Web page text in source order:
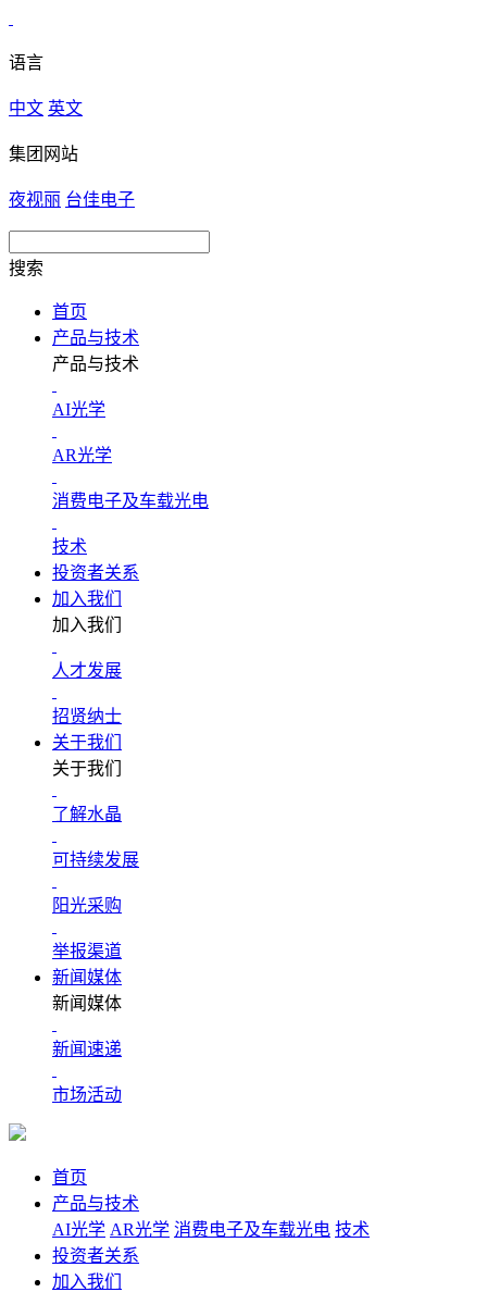
语言
中文 英文
集团网站
夜视丽 台佳电子
搜索
首页
产品与技术
产品与技术
AI光学
AR光学
消费电子及车载光电
技术
投资者关系
加入我们
加入我们
人才发展
招贤纳士
关于我们
关于我们
了解水晶
可持续发展
阳光采购
举报渠道
新闻媒体
新闻媒体
新闻速递
市场活动
首页
产品与技术
AI光学 AR光学 消费电子及车载光电 技术
投资者关系
加入我们